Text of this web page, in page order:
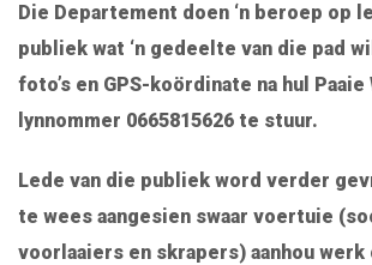
Die Departement doen ‘n beroep op
publiek wat ‘n gedeelte van die pad
foto’s en GPS-koördinate na hul Paaie
lynnommer 0665815626 te stuur.
Lede van die publiek word verder
te wees aangesien swaar voertuie
voorlaaiers en skrapers) aanhou